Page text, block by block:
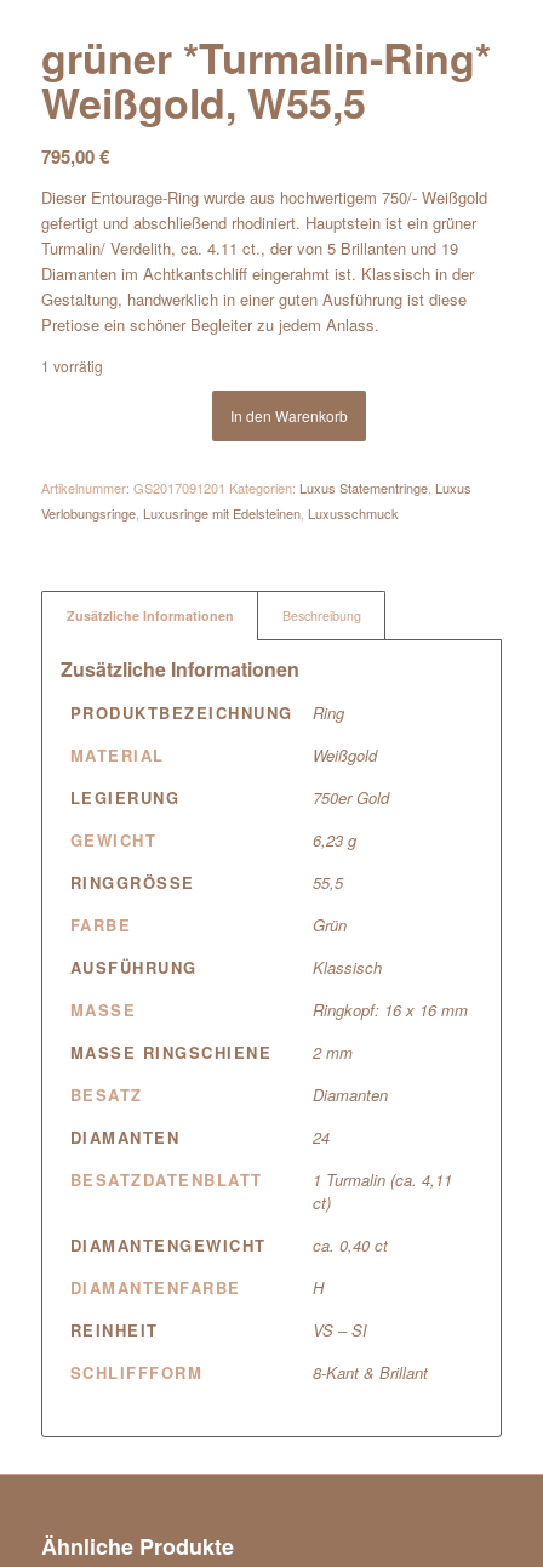
grüner *Turmalin-Ring*
Weißgold, W55,5
795,00€
Dieser Entourage-Ring wurde aus hochwertigem 750/- Weißgold
gefertigt und abschließend rhodiniert. Hauptstein ist ein grüner
Turmalin/ Verdelith, ca. 4.11 ct., der von 5 Brillanten und 19
Diamanten im Achtkantschliff eingerahmt ist. Klassisch in der
Gestaltung, handwerklich in einer guten Ausführung ist diese
Pretiose ein schöner Begleiter zu jedem Anlass.
1 vorrätig
In den Warenkorb
Artikelnummer: GS2017091201 Kategorien: Luxus Statementringe, Luxus
Verlobungsringe, Luxusringe mit Edelsteinen, Luxusschmuck
Zusätzliche Informationen Beschreibung
Zusätzliche Informationen
PRODUKTBEZEICHNUNG
Ring
MATERIAL
Weißgold
LEGIERUNG
750er Gold
GEWICHT
6,23 g
RINGGRÖSSE
55,5
FARBE
Grün
AUSFÜHRUNG
Klassisch
MASSE
Ringkopf: 16 x 16 mm
MASSE RINGSCHIENE
2 mm
BESATZ
Diamanten
DIAMANTEN
24
BESATZDATENBLATT
1 Turmalin (ca. 4,11
ct)
DIAMANTENGEWICHT
ca. 0,40 ct
DIAMANTENFARBE
H
REINHEIT
VS – SI
SCHLIFFFORM
8-Kant & Brillant
Ähnliche Produkte